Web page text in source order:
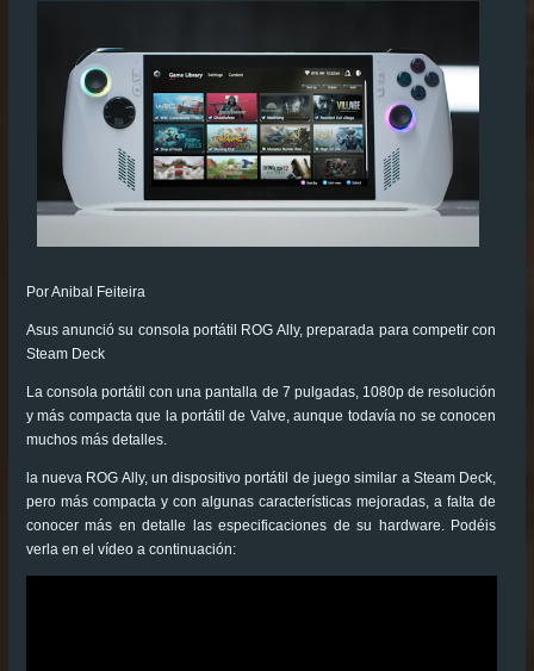
Por Anibal Feiteira
Asus anunció su consola portátil ROG Ally, preparada para competir con
Steam Deck
La consola portátil con una pantalla de 7 pulgadas, 1080p de resolución
y más compacta que la portátil de Valve, aunque todavía no se conocen
muchos más detalles.
la nueva ROG Ally, un dispositivo portátil de juego similar a Steam Deck,
pero más compacta y con algunas características mejoradas, a falta de
conocer más en detalle las especificaciones de su hardware. Podéis
verla en el vídeo a continuación: